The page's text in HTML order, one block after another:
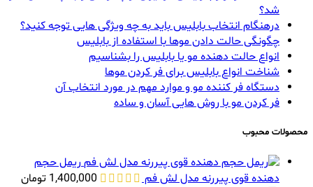
شد؟
درهنگام انتخاب بابلیس باید به چه ویژگی هایی توجه کنید؟
چگونگی حالت دادن موها با استفاده از بابلیس
انواع حالت دهنده مو یا بابلیس را بشناسیم
شناخت انواع بابلیس برای فر کردن موها
دستگاه فر کننده مو و موارد مهم در مورد انتخاب آن
فر کردن مو با روش هایی آسان و ساده
محصولات محبوب
ریمل حجم
دهنده قوی پیررنه مدل لش فم
1,400,000 تومان